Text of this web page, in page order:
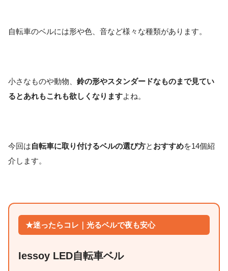
自転車のベルには形や色、音など様々な種類があります。
小さなものや動物、 鈴の形やスタンダードなものまで見てい
るとあれもこれも欲しくなりますよね。
今回は自転車に取り付けるベルの選び方と おすすめを14個紹
介します。
★迷ったらコレ｜光るベルで夜も安心
Iessoy LED自転車ベル